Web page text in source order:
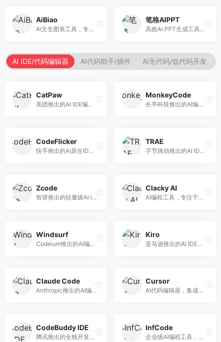
AiBiao
AI文生图表工具，专注于数据可视化展示。面向数据分析师和职场人士，提供图表生成、数据可视化、PPT嵌入等服务，数据展示专业。
笔格AIPPT
高效AI PPT生成工具，专注于演示文稿智能创作。面向职场人士，支持主题输入、内容生成、设计美化等功能，PPT制作效率高。
AI IDE/代码编辑器 AI代码助手/插件 AI无代码/低代码开发
CatPaw
美团推出的AI IDE编程工具，专注于本地开发生态。面向开发者，提供智能代码补全、代码生成、项目管理等服务，本地开发体验好。
MonkeyCode
长亭科技推出的AI编程助手，专注于安全开发。面向开发者，提供代码生成、安全检测、漏洞修复等服务，安全开发能力强。
CodeFlicker
快手推出的AI原生IDE，专注于短视频相关开发。面向快手生态开发者，提供代码生成、调试辅助等服务，与快手开发生态深度整合。
TRAE
字节跳动推出的AI IDE编程工具，深度集成大模型能力。面向开发者，提供智能代码补全、代码解释、重构优化等服务，编程效率显著提升。
Zcode
智谱推出的轻量级AI IDE，基于GLM模型。面向开发者，提供智能代码补全、代码生成、错误检测等服务，中文编程支持好。
Clacky AI
AI编程工具，专注于代码智能生成与优化。面向开发者，提供代码生成、代码重构、错误修复等服务，编程效率高。
Windsurf
Codeium推出的AI编程工具，专注于代码智能辅助。面向开发者，提供代码补全、代码生成、代码解释等服务，多语言支持完善。
Kiro
亚马逊推出的AI IDE，深度整合AWS云服务。面向AWS开发者，提供代码生成、云服务集成、部署自动化等服务，与AWS生态无缝衔接。
Claude Code
Anthropic推出的AI编程工具，基于Claude模型。面向开发者，提供代码生成、代码审查、调试辅助等服务，代码质量高，推理能力强。
Cursor
AI代码编辑器，集成GPT-4模型，专注于智能编程辅助。面向开发者，提供代码生成、代码解释、错误修复等服务，编程体验流畅，开发效率高。
CodeBuddy IDE
腾讯推出的全栈开发AI IDE，整合腾讯云服务。面向开发者，提供代码生成、调试辅助、部署服务等功能，与腾讯云生态深度整合。
InfCode
企业级AI编程工具，专注于团队协作开发。面向企业开发团队，提供代码生成、代码审查、团队协作等服务，企业级功能完善。